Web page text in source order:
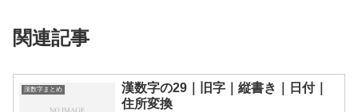
関連記事
漢数字まとめ
漢数字の29｜旧字｜縦書き｜日付｜
住所変換